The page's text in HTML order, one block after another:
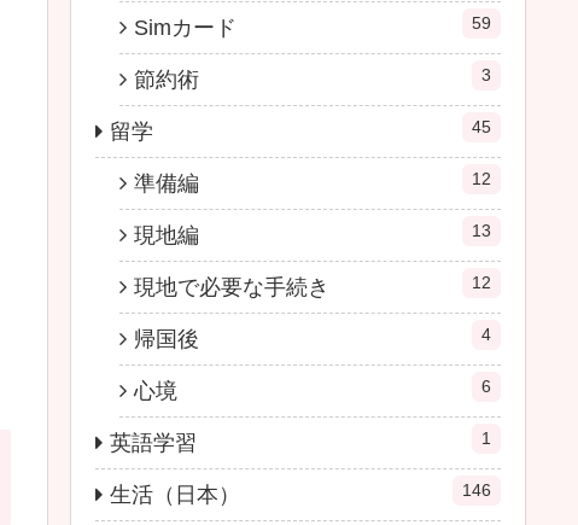
Simカード 59
節約術 3
留学 45
準備編 12
現地編 13
現地で必要な手続き 12
帰国後 4
心境 6
英語学習 1
生活（日本） 146